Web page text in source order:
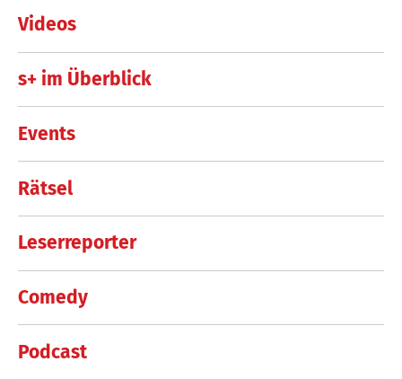
Videos
s+ im Überblick
Events
Rätsel
Leserreporter
Comedy
Podcast